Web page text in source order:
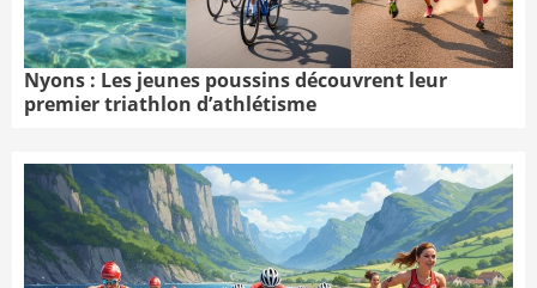
Nyons : Les jeunes poussins découvrent leur
premier triathlon d’athlétisme